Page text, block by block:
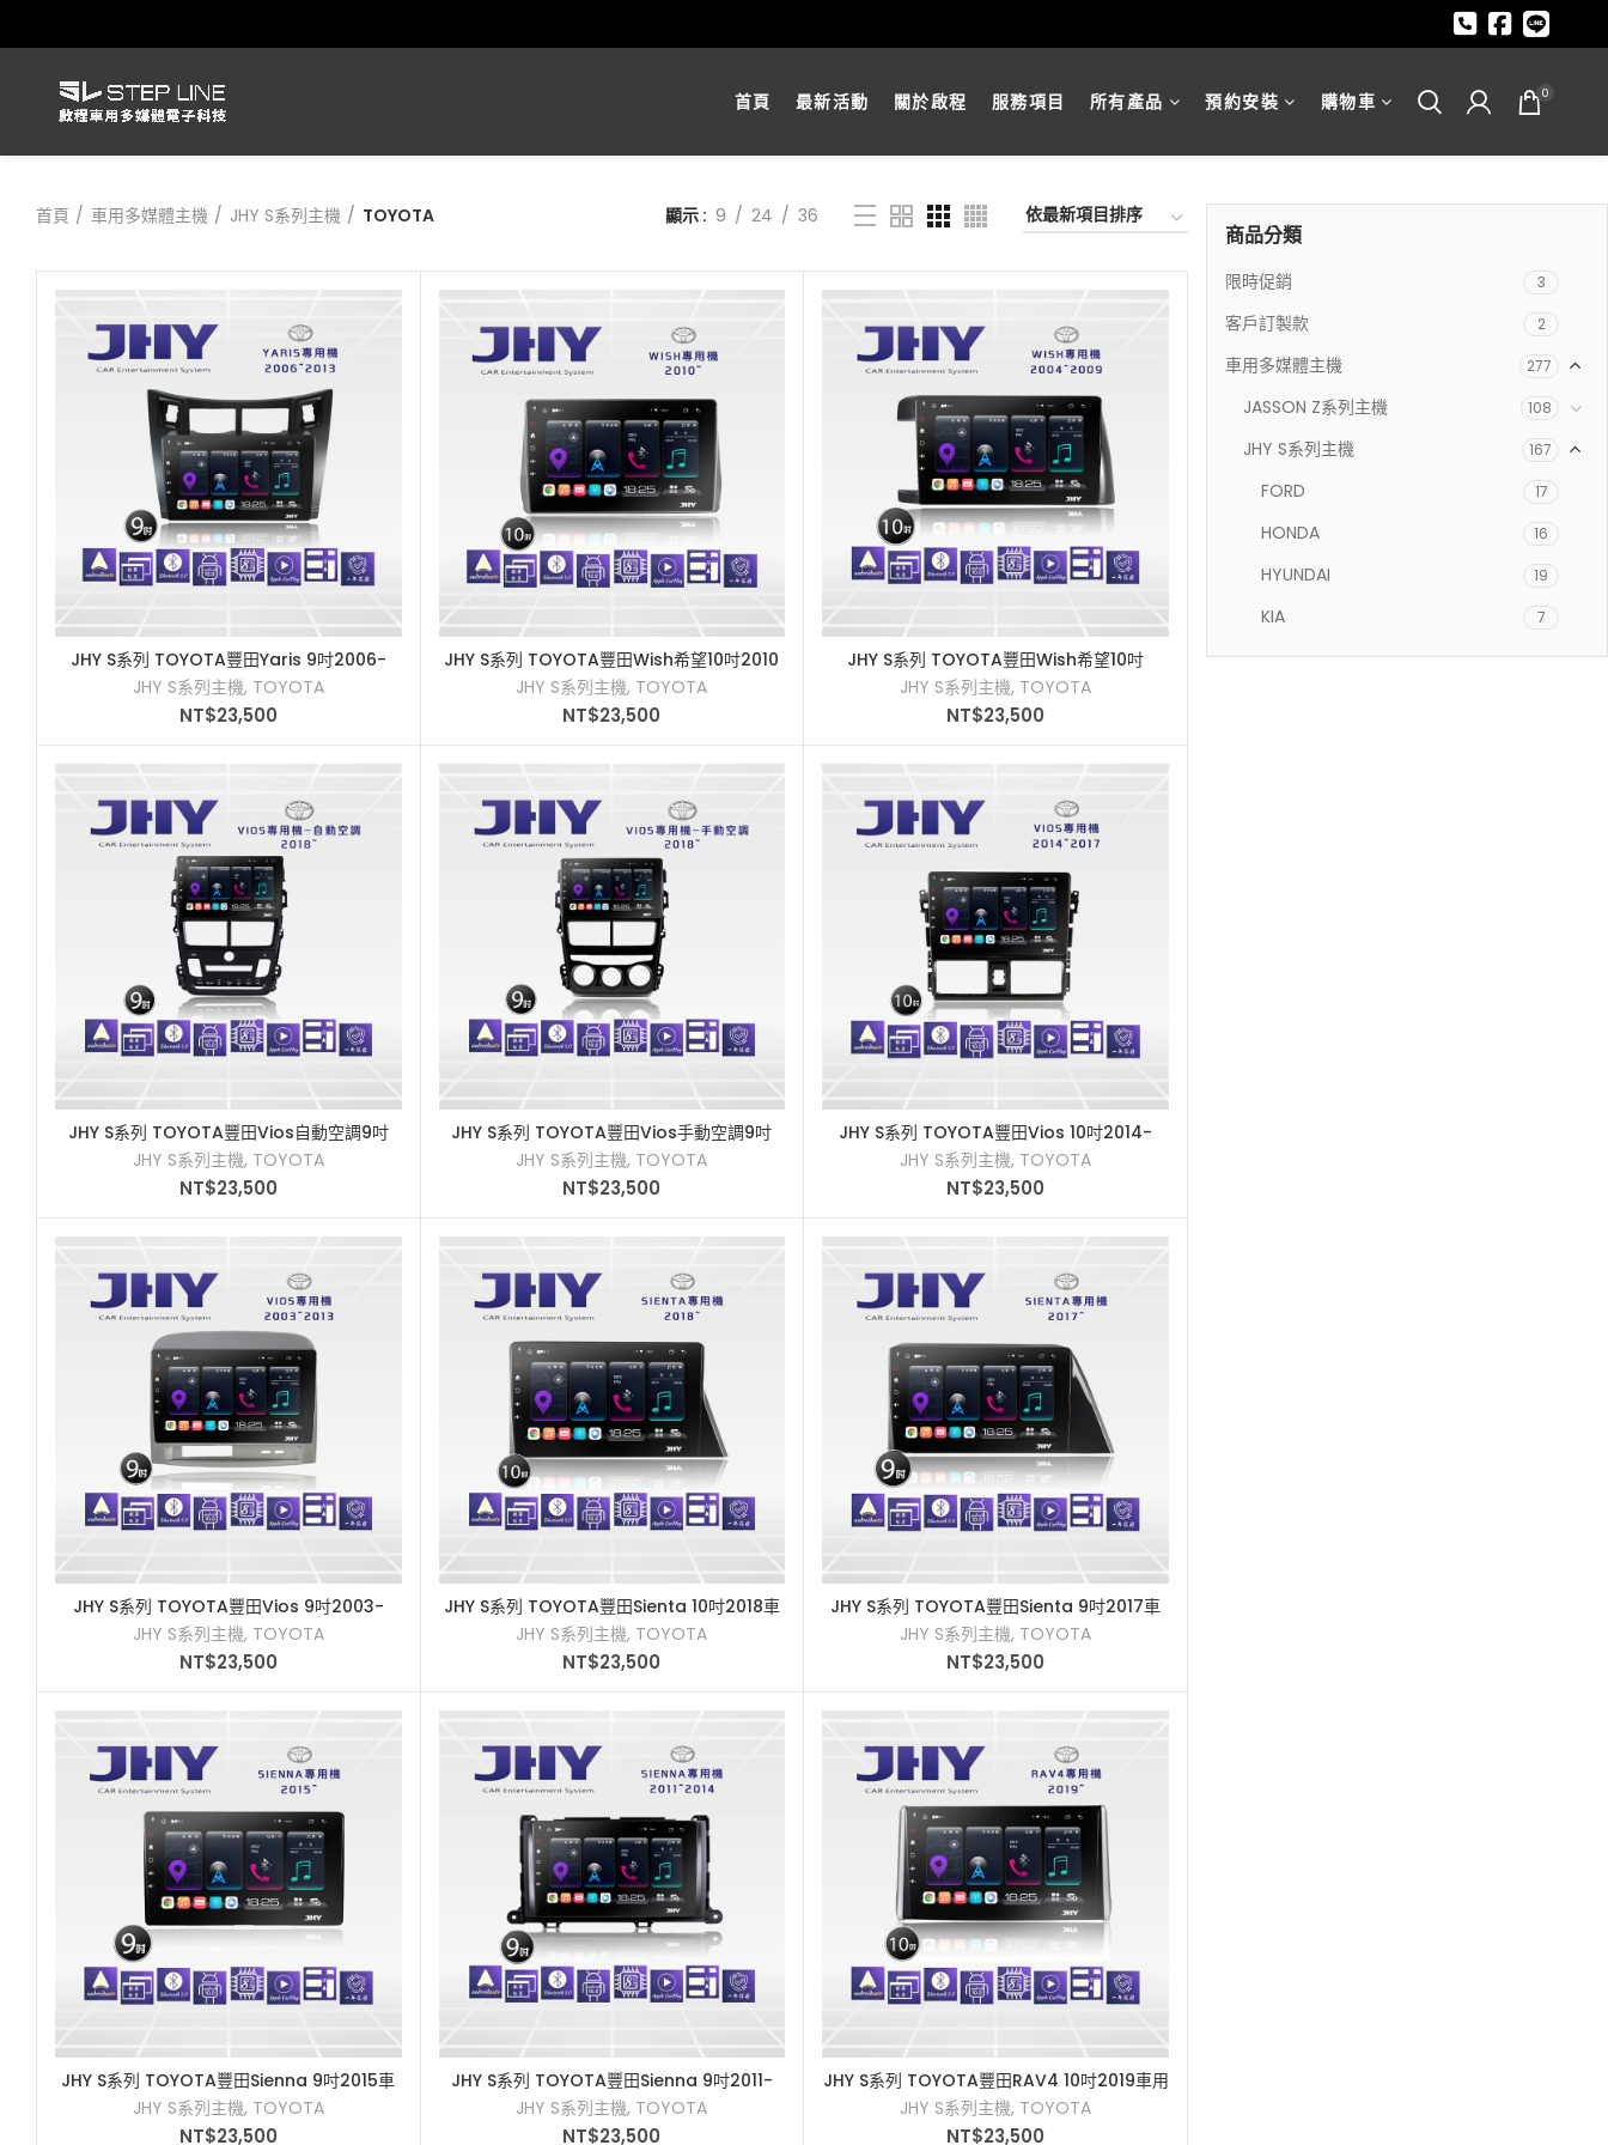
首頁 最新活動 關於啟程 服務項目 所有產品 預約安裝 購物車 0
商品分類
限時促銷 3
客戶訂製款 2
車用多媒體主機 277
JASSON Z系列主機 108
JHY S系列主機 167
FORD 17
HONDA 16
HYUNDAI 19
KIA 7
LEXUS 3
首頁 車用多媒體主機 JHY S系列主機 TOYOTA 顯示 9 24 36
加入購物車
JHY S系列 TOYOTA豐田Yaris 9吋2006-
2013車用多媒體安卓主機
JHY S系列主機, TOYOTA
NT$23,500
加入購物車
JHY S系列 TOYOTA豐田Wish希望10吋2010
車用多媒體安卓主機
JHY S系列主機, TOYOTA
NT$23,500
加入購物車
JHY S系列 TOYOTA豐田Wish希望10吋
2004-2009車用多媒體安卓主機
JHY S系列主機, TOYOTA
NT$23,500
加入購物車
JHY S系列 TOYOTA豐田Vios自動空調9吋
2018車用多媒體安卓主機
JHY S系列主機, TOYOTA
NT$23,500
加入購物車
JHY S系列 TOYOTA豐田Vios手動空調9吋
2018車用多媒體安卓主機
JHY S系列主機, TOYOTA
NT$23,500
加入購物車
JHY S系列 TOYOTA豐田Vios 10吋2014-
2017車用多媒體安卓主機
JHY S系列主機, TOYOTA
NT$23,500
加入購物車
JHY S系列 TOYOTA豐田Vios 9吋2003-
2013車用多媒體安卓主機
JHY S系列主機, TOYOTA
NT$23,500
加入購物車
JHY S系列 TOYOTA豐田Sienta 10吋2018車
用多媒體安卓主機
JHY S系列主機, TOYOTA
NT$23,500
加入購物車
JHY S系列 TOYOTA豐田Sienta 9吋2017車
用多媒體安卓主機
JHY S系列主機, TOYOTA
NT$23,500
加入購物車
JHY S系列 TOYOTA豐田Sienna 9吋2015車
用多媒體安卓主機
JHY S系列主機, TOYOTA
NT$23,500
加入購物車
JHY S系列 TOYOTA豐田Sienna 9吋2011-
2014車用多媒體安卓主機
JHY S系列主機, TOYOTA
NT$23,500
加入購物車
JHY S系列 TOYOTA豐田RAV4 10吋2019車用
多媒體安卓主機
JHY S系列主機, TOYOTA
NT$23,500